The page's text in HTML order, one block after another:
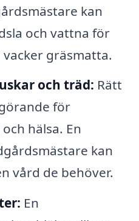
kan
och vattna för
gräsmatta.
och träd: Rätt
för
hälsa. En
kan
vård de behöver.
En